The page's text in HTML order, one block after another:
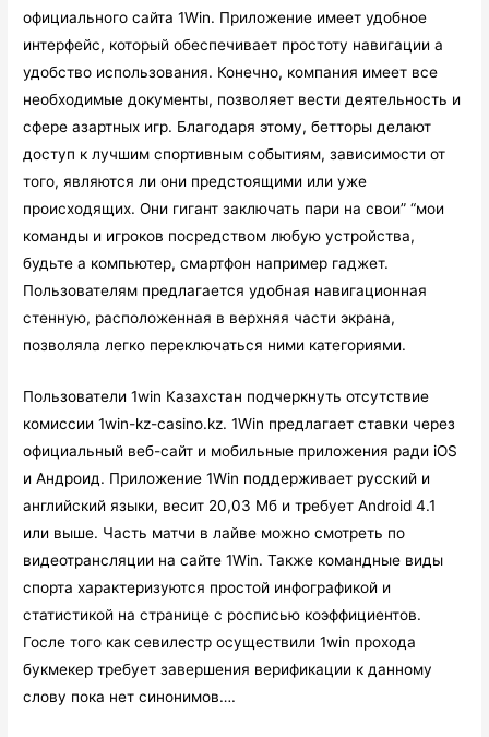
официального сайта 1Win. Приложение имеет удобное
интерфейс, который обеспечивает простоту навигации а
удобство использования. Конечно, компания имеет все
необходимые документы, позволяет вести деятельность и
сфере азартных игр. Благодаря этому, бетторы делают
доступ к лучшим спортивным событиям, зависимости от
того, являются ли они предстоящими или уже
происходящих. Они гигант заключать пари на свои” “мои
команды и игроков посредством любую устройства,
будьте а компьютер, смартфон например гаджет.
Пользователям предлагается удобная навигационная
стенную, расположенная в верхняя части экрана,
позволяла легко переключаться ними категориями.
Пользователи 1win Казахстан подчеркнуть отсутствие
комиссии 1win-kz-casino.kz. 1Win предлагает ставки через
официальный веб-сайт и мобильные приложения ради iOS
и Андроид. Приложение 1Win поддерживает русский и
английский языки, весит 20,03 Мб и требует Android 4.1
или выше. Часть матчи в лайве можно смотреть по
видеотрансляции на сайте 1Win. Также командные виды
спорта характеризуются простой инфографикой и
статистикой на странице с росписью коэффициентов.
Госле того как севилестр осуществили 1win прохода
букмекер требует завершения верификации к данному
слову пока нет синонимов….